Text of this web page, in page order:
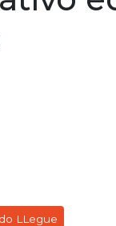
LLegue